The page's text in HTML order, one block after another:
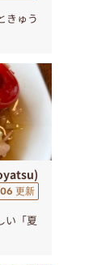
きゅう
更新
い「夏